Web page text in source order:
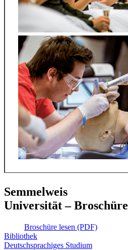
Semmelweis
Universität – Broschüre
Broschüre lesen (PDF)
Bibliothek
Deutschsprachiges Studium